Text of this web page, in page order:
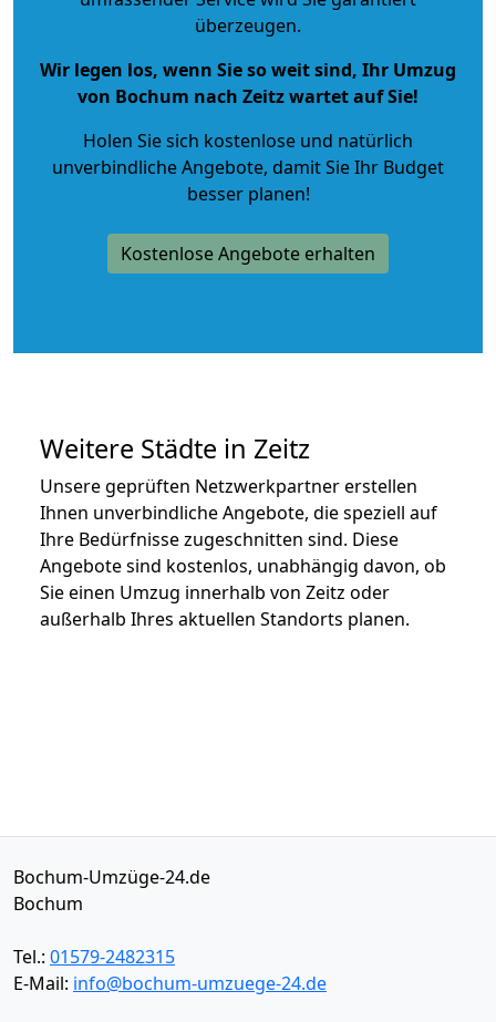
überzeugen.
Wir legen los, wenn Sie so weit sind, Ihr Umzug
von Bochum nach Zeitz wartet auf Sie!
Holen Sie sich kostenlose und natürlich
unverbindliche Angebote, damit Sie Ihr Budget
besser planen!
Kostenlose Angebote erhalten
Weitere Städte in Zeitz
Unsere geprüften Netzwerkpartner erstellen
Ihnen unverbindliche Angebote, die speziell auf
Ihre Bedürfnisse zugeschnitten sind. Diese
Angebote sind kostenlos, unabhängig davon, ob
Sie einen Umzug innerhalb von Zeitz oder
außerhalb Ihres aktuellen Standorts planen.
Bochum-Umzüge-24.de
Bochum
Tel.: 01579-2482315
E-Mail: info@bochum-umzuege-24.de